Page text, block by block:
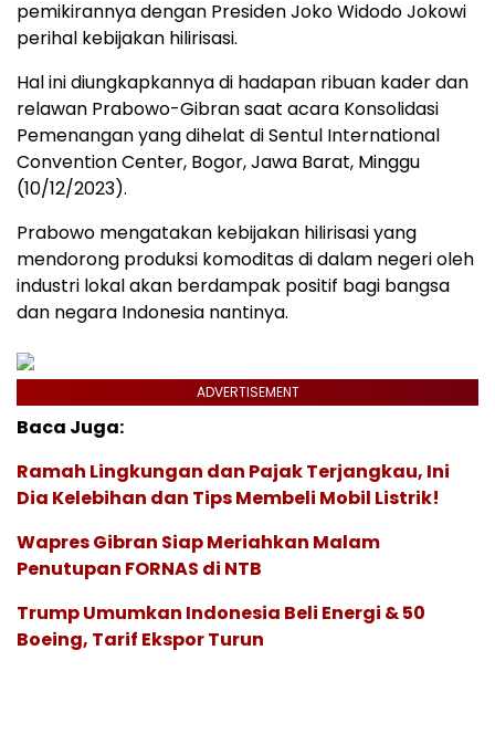
pemikirannya dengan Presiden Joko Widodo Jokowi
perihal kebijakan hilirisasi.
Hal ini diungkapkannya di hadapan ribuan kader dan
relawan Prabowo-Gibran saat acara Konsolidasi
Pemenangan yang dihelat di Sentul International
Convention Center, Bogor, Jawa Barat, Minggu
(10/12/2023).
Prabowo mengatakan kebijakan hilirisasi yang
mendorong produksi komoditas di dalam negeri oleh
industri lokal akan berdampak positif bagi bangsa
dan negara Indonesia nantinya.
ADVERTISEMENT
Baca Juga:
Ramah Lingkungan dan Pajak Terjangkau, Ini
Dia Kelebihan dan Tips Membeli Mobil Listrik!
Wapres Gibran Siap Meriahkan Malam
Penutupan FORNAS di NTB
Trump Umumkan Indonesia Beli Energi & 50
Boeing, Tarif Ekspor Turun